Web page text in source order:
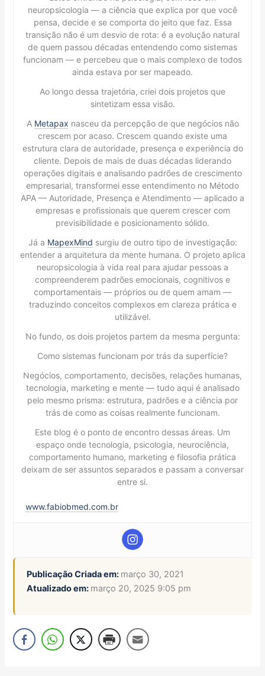
neuropsicologia — a ciência que explica por que você
pensa, decide e se comporta do jeito que faz. Essa
transição não é um desvio de rota: é a evolução natural
de quem passou décadas entendendo como sistemas
funcionam — e percebeu que o mais complexo de todos
ainda estava por ser mapeado.
Ao longo dessa trajetória, criei dois projetos que
sintetizam essa visão.
A Metapax nasceu da percepção de que negócios não
crescem por acaso. Crescem quando existe uma
estrutura clara de autoridade, presença e experiência do
cliente. Depois de mais de duas décadas liderando
operações digitais e analisando padrões de crescimento
empresarial, transformei esse entendimento no Método
APA — Autoridade, Presença e Atendimento — aplicado a
empresas e profissionais que querem crescer com
previsibilidade e posicionamento sólido.
Já a MapexMind surgiu de outro tipo de investigação:
entender a arquitetura da mente humana. O projeto aplica
neuropsicologia à vida real para ajudar pessoas a
compreenderem padrões emocionais, cognitivos e
comportamentais — próprios ou de quem amam —
traduzindo conceitos complexos em clareza prática e
utilizável.
No fundo, os dois projetos partem da mesma pergunta:
Como sistemas funcionam por trás da superfície?
Negócios, comportamento, decisões, relações humanas,
tecnologia, marketing e mente — tudo aqui é analisado
pelo mesmo prisma: estrutura, padrões e a ciência por
trás de como as coisas realmente funcionam.
Este blog é o ponto de encontro dessas áreas. Um
espaço onde tecnologia, psicologia, neurociência,
comportamento humano, marketing e filosofia prática
deixam de ser assuntos separados e passam a conversar
entre si.
www.fabiobmed.com.br
Publicação Criada em: março 30, 2021
Atualizado em: março 20, 2025 9:05 pm